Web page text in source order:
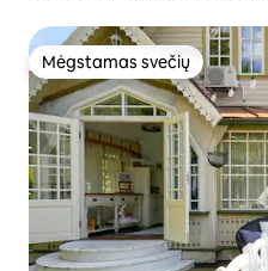
Mėgstamas svečių
Mėgstamas svečių